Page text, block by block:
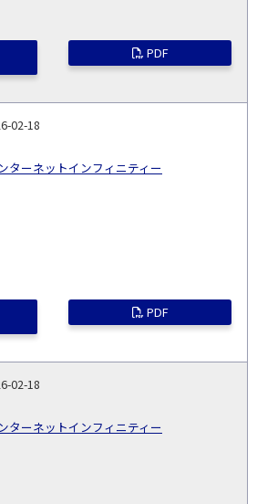
PDF
02-18
ターネットインフィニティー
PDF
02-18
ターネットインフィニティー